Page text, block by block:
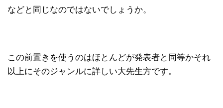
などと同じなのではないでしょうか。
この前置きを使うのはほとんどが発表者と同等かそれ
以上にそのジャンルに詳しい大先生方です。